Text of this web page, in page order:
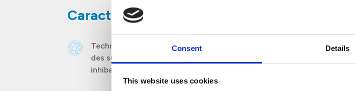
Consent Details
This website uses cookies
Caractéristiques principales et avantages
Technologie antimicrobienne intégrée, améliorant l’hygiène
des surfaces et empêchant la propagation des microbes en
inhibant la croissance des bactéries.